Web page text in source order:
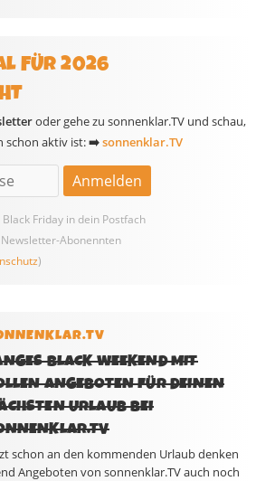
FÜR 2026
oder gehe zu sonnenklar.TV und schau,
schon aktiv ist:➡️sonnenklar.TV
Friday in dein Postfach
Abonennten
)
BLACK WEEKEND MIT
ANGEBOTEN FÜR DEINEN
URLAUB BEI
schon an den kommenden Urlaub denken
Angeboten von sonnenklar.TV auch noch